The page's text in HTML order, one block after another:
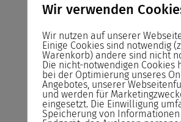
Sie zahlen das Seminar erst
Rücktrittsrecht
Sie können kostenlos bis zum
Seminars von der Buchung
Reservieren statt Buchen!
Wir verwenden
Wir nutzen auf unserer
Einige Cookies sind notwendig
Warenkorb) andere sind nicht
Die nicht-notwendigen Cookies
bei der Optimierung unseres
Angebotes, unserer
und werden für
eingesetzt. Die Einwilligung
Speicherung von